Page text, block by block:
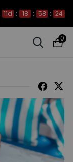
11d : 18 : 58 : 24
0